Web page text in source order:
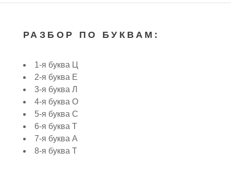
РАЗБОР ПО БУКВАМ:
1-я буква Ц
2-я буква Е
3-я буква Л
4-я буква О
5-я буква С
6-я буква Т
7-я буква А
8-я буква Т